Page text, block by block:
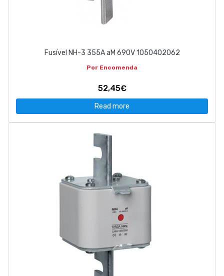
Fusível NH-3 355A aM 690V 1050402062
Por Encomenda
52,45€
Read more